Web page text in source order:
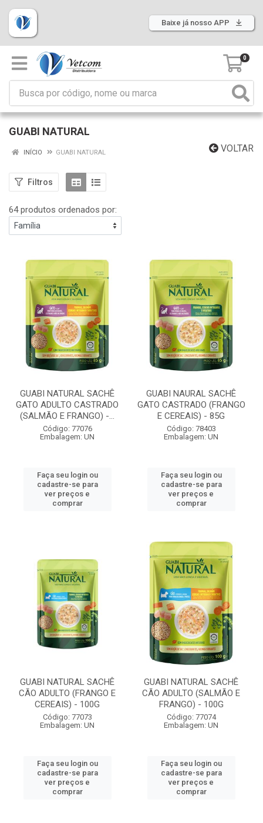
Baixe já nosso APP
0
GUABI NATURAL
VOLTAR
INÍCIO GUABI NATURAL
Filtros
64 produtos ordenados por:
GUABI NATURAL SACHÊ
GATO ADULTO CASTRADO
(SALMÃO E FRANGO) -...
Código: 77076
Embalagem: UN
Faça seu login ou
cadastre-se para
ver preços e
comprar
GUABI NAURAL SACHÊ
GATO CASTRADO (FRANGO
E CEREAIS) - 85G
Código: 78403
Embalagem: UN
Faça seu login ou
cadastre-se para
ver preços e
comprar
GUABI NATURAL SACHÊ
CÃO ADULTO (FRANGO E
CEREAIS) - 100G
Código: 77073
Embalagem: UN
Faça seu login ou
cadastre-se para
ver preços e
comprar
GUABI NATURAL SACHÊ
CÃO ADULTO (SALMÃO E
FRANGO) - 100G
Código: 77074
Embalagem: UN
Faça seu login ou
cadastre-se para
ver preços e
comprar